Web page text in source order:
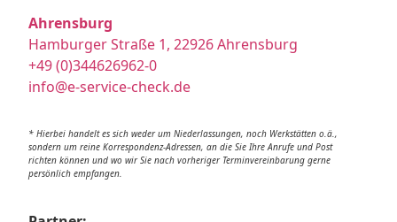
Ahrensburg
Hamburger Straße 1, 22926 Ahrensburg
+49 (0)344626962-0
info@e-service-check.de
* Hierbei handelt es sich weder um Niederlassungen, noch Werkstätten o.ä.,
sondern um reine Korrespondenz-Adressen, an die Sie Ihre Anrufe und Post
richten können und wo wir Sie nach vorheriger Terminvereinbarung gerne
persönlich empfangen.